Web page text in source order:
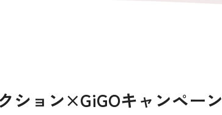
ション×GiGOキャンペーン